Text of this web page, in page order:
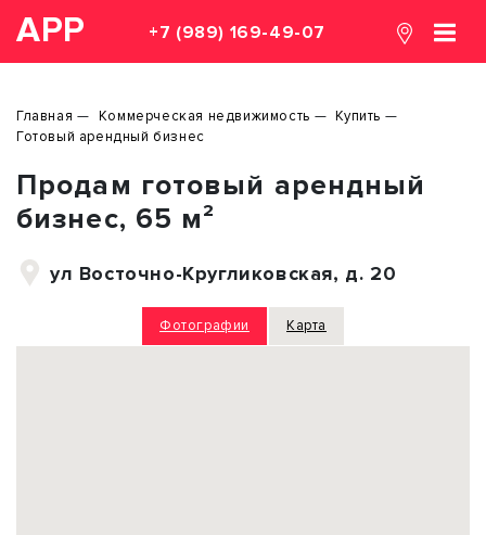
АРР +7 (989) 169-49-07
Главная Коммерческая недвижимость
Купить
Готовый арендный бизнес
Продам готовый арендный
бизнес, 65 м²
ул Восточно-Кругликовская, д. 20
Фотографии Карта